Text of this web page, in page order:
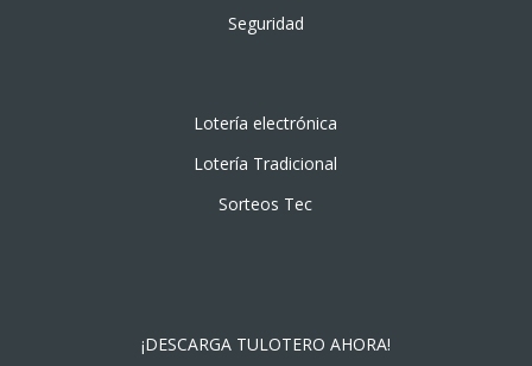
Seguridad
Lotería electrónica
Lotería Tradicional
Sorteos Tec
¡DESCARGA TULOTERO AHORA!